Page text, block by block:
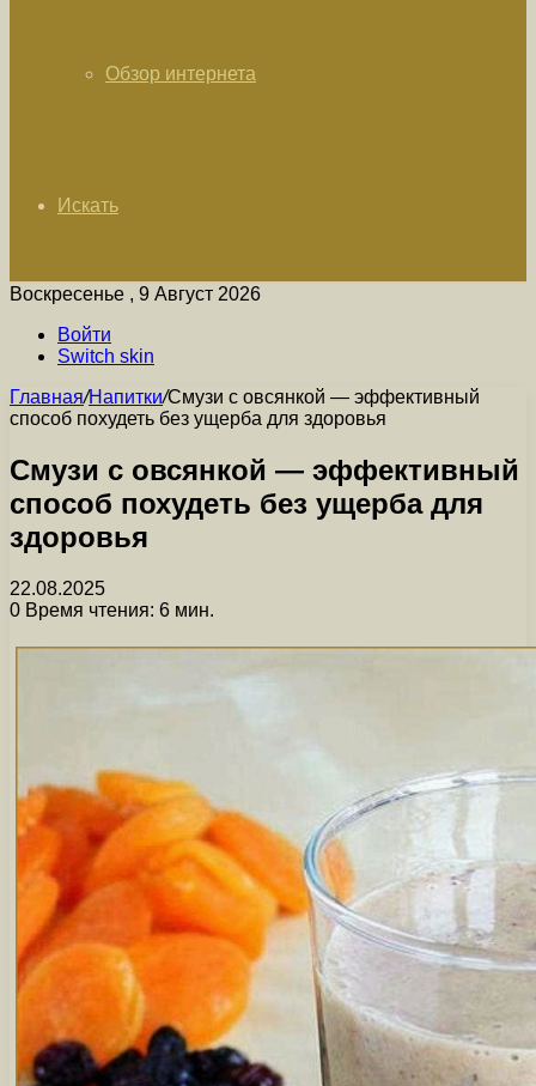
Обзор интернета
Искать
Воскресенье , 9 Август 2026
Войти
Switch skin
Главная/Напитки/Смузи с овсянкой — эффективный
способ похудеть без ущерба для здоровья
Смузи с овсянкой — эффективный
способ похудеть без ущерба для
здоровья
22.08.2025
0 Время чтения: 6 мин.